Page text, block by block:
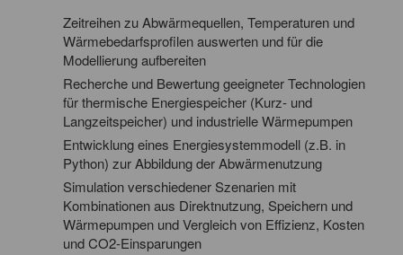
Zeitreihen zu Abwärmequellen, Temperaturen und
Wärmebedarfsprofilen auswerten und für die
Modellierung aufbereiten
Recherche und Bewertung geeigneter Technologien
für thermische Energiespeicher (Kurz- und
Langzeitspeicher) und industrielle Wärmepumpen
Entwicklung eines Energiesystemmodell (z.B. in
Python) zur Abbildung der Abwärmenutzung
Simulation verschiedener Szenarien mit
Kombinationen aus Direktnutzung, Speichern und
Wärmepumpen und Vergleich von Effizienz, Kosten
und CO2-Einsparungen